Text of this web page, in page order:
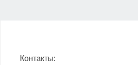
Контакты: